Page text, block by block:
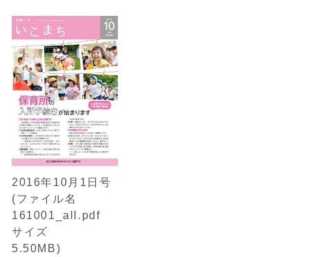
2016年10月1日号
(ファイル名
161001_all.pdf
サイズ
5.50MB)